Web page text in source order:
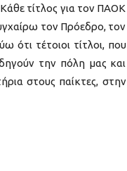
τίτλος για τον ΠΑΟΚ
τον Πρόεδρο, τον
τέτοιοι τίτλοι, που
την πόλη μας και
στους παίκτες, στην